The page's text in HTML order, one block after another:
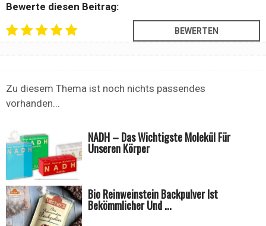
Bewerte diesen Beitrag:
Zu diesem Thema ist noch nichts passendes
vorhanden...
NADH – Das Wichtigste Molekül Für
Unseren Körper
Bio Reinweinstein Backpulver Ist
Bekömmlicher Und ...